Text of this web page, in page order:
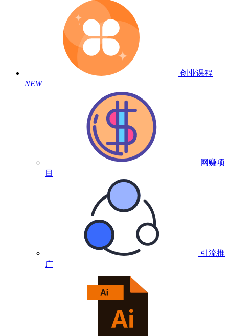
创业课程
NEW
网赚项
目
引流推
广